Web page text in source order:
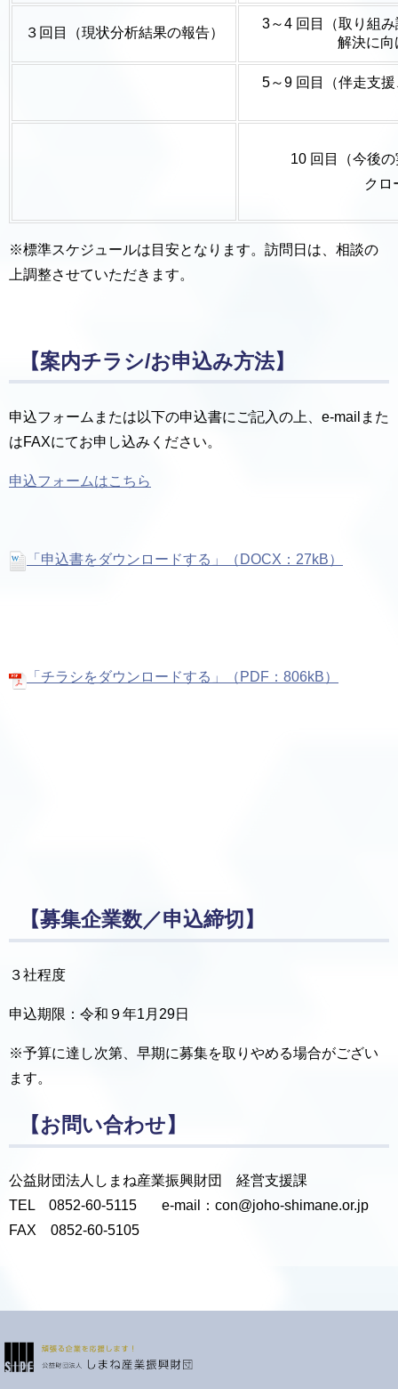
３回目（現状分析結果の報告）
3～4 回目（取り組
解決に向けた
5～9 回目（伴走支
10 回目（今後
クロージ
※標準スケジュールは目安となります。訪問日は、相談の
上調整させていただきます。
【案内チラシ/お申込み方法】
申込フォームまたは以下の申込書にご記入の上、e-mailまた
はFAXにてお申し込みください。
申込フォームはこちら
「申込書をダウンロードする」（DOCX：27kB）
「チラシをダウンロードする」（PDF：806kB）
【募集企業数／申込締切】
３社程度
申込期限：令和９年1月29日
※予算に達し次第、早期に募集を取りやめる場合がござい
ます。
【お問い合わせ】
公益財団法人しまね産業振興財団 経営支援課
TEL 0852-60-5115 e-mail：con@joho-shimane.or.jp
FAX 0852-60-5105